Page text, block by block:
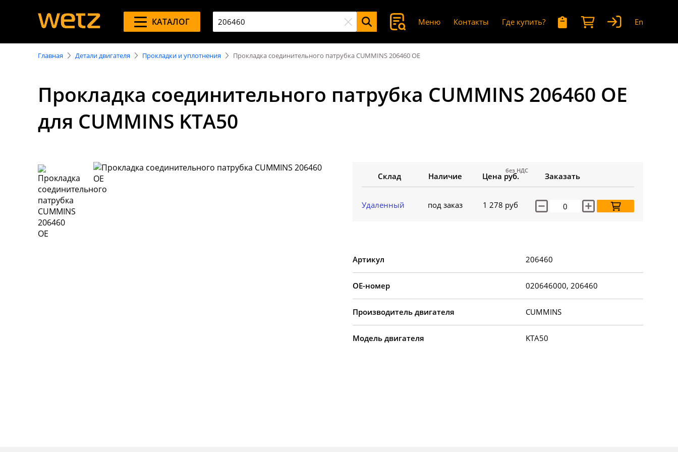
КАТАЛОГ Меню Контакты Где купить? En
Главная Детали двигателя Прокладки и уплотнения Прокладка соединительного патрубка CUMMINS 206460 OE
Прокладка соединительного патрубка CUMMINS 206460 OE
для CUMMINS KTA50
Склад Наличие Цена руб.
без НДС
Заказать
Удаленный под заказ 1 278 руб
Артикул 206460
OE-номер 020646000, 206460
Производитель двигателя CUMMINS
Модель двигателя KTA50